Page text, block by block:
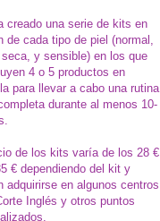
creado una serie de kits en
de cada tipo de piel (normal,
y sensible) en los que
4 o 5 productos en
para llevar a cabo una rutina
durante al menos 10-
de los kits varía de los 28 €
€ dependiendo del kit y
adquirirse en algunos centros
Inglés y otros puntos